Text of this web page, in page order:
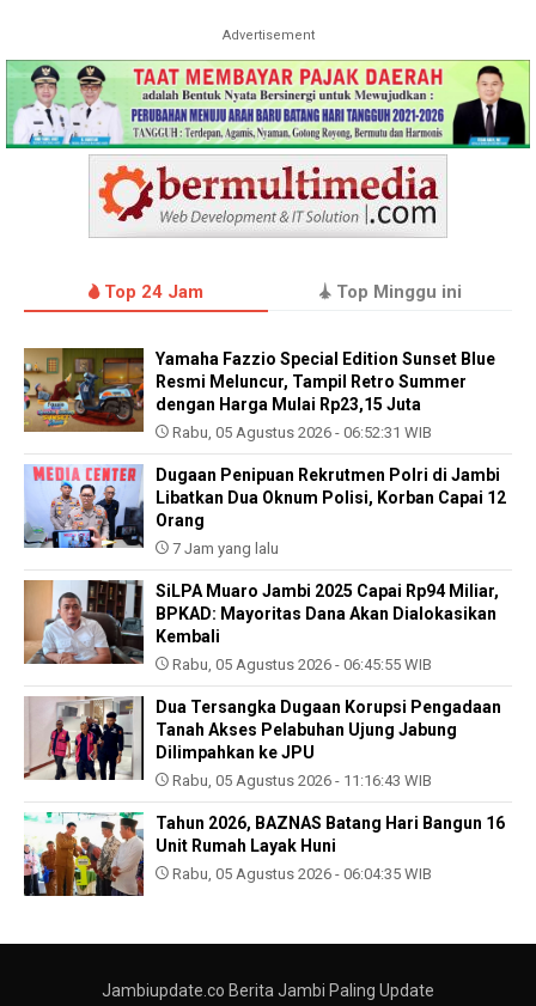
Advertisement
Top 24 Jam Top Minggu ini
Yamaha Fazzio Special Edition Sunset Blue
Resmi Meluncur, Tampil Retro Summer
dengan Harga Mulai Rp23,15 Juta
Rabu, 05 Agustus 2026 - 06:52:31 WIB
Dugaan Penipuan Rekrutmen Polri di Jambi
Libatkan Dua Oknum Polisi, Korban Capai 12
Orang
7 Jam yang lalu
SiLPA Muaro Jambi 2025 Capai Rp94 Miliar,
BPKAD: Mayoritas Dana Akan Dialokasikan
Kembali
Rabu, 05 Agustus 2026 - 06:45:55 WIB
Dua Tersangka Dugaan Korupsi Pengadaan
Tanah Akses Pelabuhan Ujung Jabung
Dilimpahkan ke JPU
Rabu, 05 Agustus 2026 - 11:16:43 WIB
Tahun 2026, BAZNAS Batang Hari Bangun 16
Unit Rumah Layak Huni
Rabu, 05 Agustus 2026 - 06:04:35 WIB
Jambiupdate.co Berita Jambi Paling Update